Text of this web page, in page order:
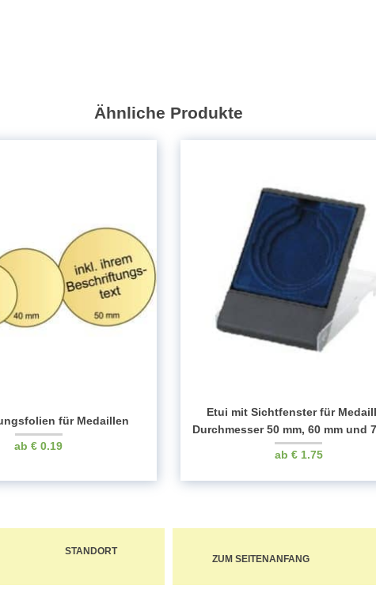
Ähnliche Produkte
für Medaillen
€ 0.19
Etui mit Sichtfenster für
Durchmesser 50 mm, 60 mm und
€1.75
STANDORT
ZUM SEITENANFANG